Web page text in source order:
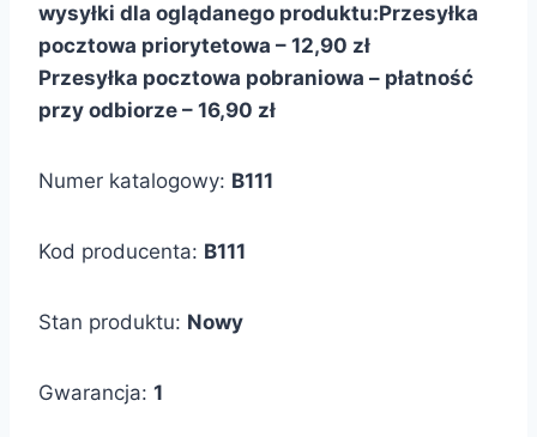
wysyłki dla oglądanego produktu:Przesyłka
pocztowa priorytetowa – 12,90 zł
Przesyłka pocztowa pobraniowa – płatność
przy odbiorze – 16,90 zł
Numer katalogowy: B111
Kod producenta: B111
Stan produktu: Nowy
Gwarancja: 1